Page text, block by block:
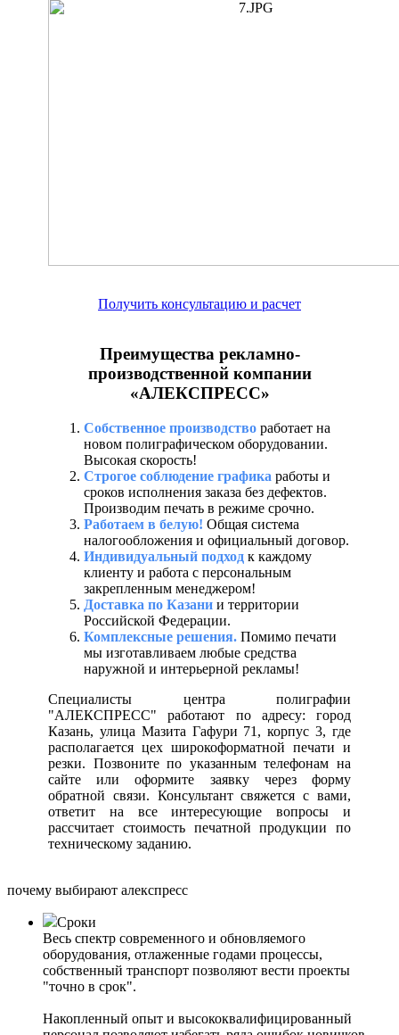
Получить консультацию и расчет
Преимущества рекламно-
производственной компании
«АЛЕКСПРЕСС»
Собственное производство работает на
новом полиграфическом оборудовании.
Высокая скорость!
Строгое соблюдение графика работы и
сроков исполнения заказа без дефектов.
Производим печать в режиме срочно.
Работаем в белую! Общая система
налогообложения и официальный договор.
Индивидуальный подход к каждому
клиенту и работа с персональным
закрепленным менеджером!
Доставка по Казани и территории
Российской Федерации.
Комплексные решения. Помимо печати
мы изготавливаем любые средства
наружной и интерьерной рекламы!
Специалисты центра полиграфии
"АЛЕКСПРЕСС" работают по адресу: город
Казань, улица Мазита Гафури 71, корпус 3, где
располагается цех широкоформатной печати и
резки. Позвоните по указанным телефонам на
сайте или оформите заявку через форму
обратной связи. Консультант свяжется с вами,
ответит на все интересующие вопросы и
рассчитает стоимость печатной продукции по
техническому заданию.
почему выбирают алекспресс
Сроки
Весь спектр современного и обновляемого
оборудования, отлаженные годами процессы,
собственный транспорт позволяют вести проекты
"точно в срок".
Накопленный опыт и высококвалифицированный